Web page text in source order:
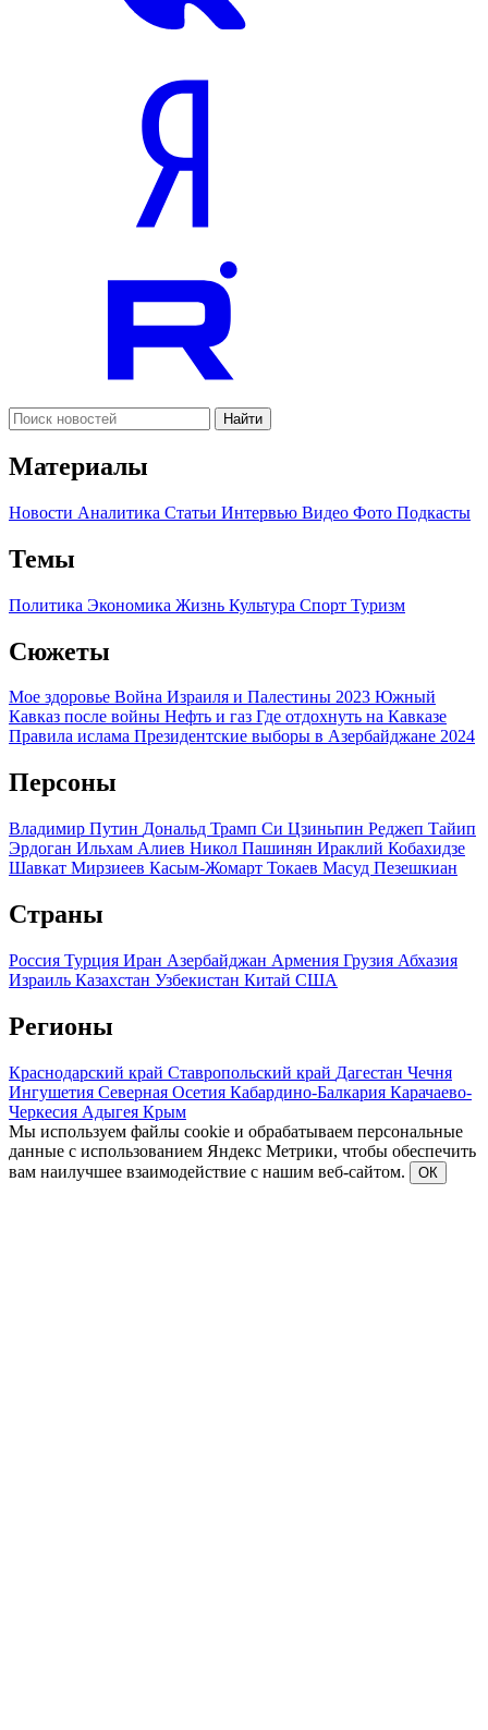
Найти
Материалы
Новости Аналитика Статьи Интервью Видео Фото Подкасты
Темы
Политика Экономика Жизнь Культура Спорт Туризм
Сюжеты
Мое здоровье Война Израиля и Палестины 2023 Южный
Кавказ после войны Нефть и газ Где отдохнуть на Кавказе
Правила ислама Президентские выборы в Азербайджане 2024
Персоны
Владимир Путин Дональд Трамп Си Цзиньпин Реджеп Тайип
Эрдоган Ильхам Алиев Никол Пашинян Ираклий Кобахидзе
Шавкат Мирзиеев Касым-Жомарт Токаев Масуд Пезешкиан
Страны
Россия Турция Иран Азербайджан Армения Грузия Абхазия
Израиль Казахстан Узбекистан Китай США
Регионы
Краснодарский край Ставропольский край Дагестан Чечня
Ингушетия Северная Осетия Кабардино-Балкария Карачаево-
Черкесия Адыгея Крым
Мы используем файлы cookie и обрабатываем персональные
данные с использованием Яндекс Метрики, чтобы обеспечить
вам наилучшее взаимодействие с нашим веб-сайтом.
ОК